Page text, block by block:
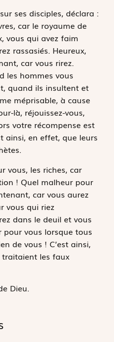
ses disciples, déclara :
car le royaume de
vous qui avez faim
rassasiés. Heureux,
car vous rirez.
les hommes vous
quand ils insultent et
méprisable, à cause
là, réjouissez-vous,
votre récompense est
ainsi, en effet, que leurs
vous, les riches, car
! Quel malheur pour
car vous aurez
vous qui riez
dans le deuil et vous
pour vous lorsque tous
de vous ! C’est ainsi,
les faux
Dieu.